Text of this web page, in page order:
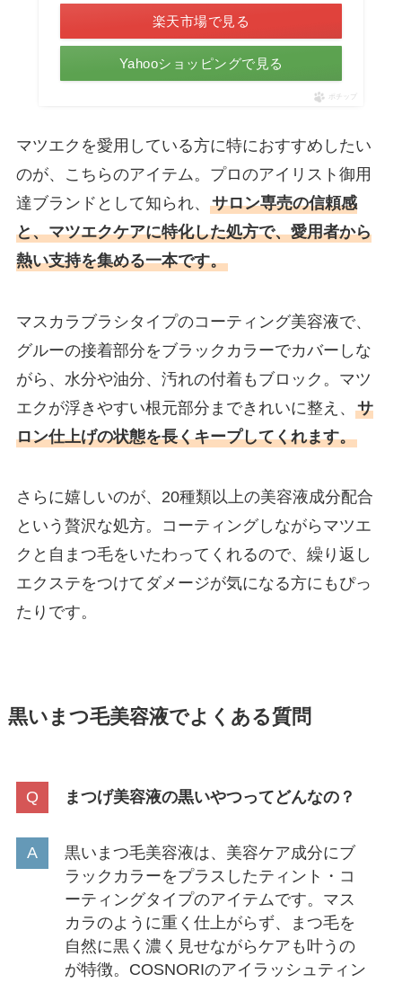
楽天市場で見る
Yahooショッピングで見る
ポチップ
マツエクを愛用している方に特におすすめしたい
のが、こちらのアイテム。プロのアイリスト御用
達ブランドとして知られ、 サロン専売の信頼感
と、マツエクケアに特化した処方で、愛用者から
熱い支持を集める一本です。
マスカラブラシタイプのコーティング美容液で、
グルーの接着部分をブラックカラーでカバーしな
がら、水分や油分、汚れの付着もブロック。マツ
エクが浮きやすい根元部分まできれいに整え、 サ
ロン仕上げの状態を長くキープしてくれます。
さらに嬉しいのが、20種類以上の美容液成分配合
という贅沢な処方。コーティングしながらマツエ
クと自まつ毛をいたわってくれるので、繰り返し
エクステをつけてダメージが気になる方にもぴっ
たりです。
黒いまつ毛美容液でよくある質問
まつげ美容液の黒いやつってどんなの？
黒いまつ毛美容液は、美容ケア成分にブ
ラックカラーをプラスしたティント・コ
ーティングタイプのアイテムです。マス
カラのように重く仕上がらず、まつ毛を
自然に黒く濃く見せながらケアも叶うの
が特徴。COSNORIのアイラッシュティン